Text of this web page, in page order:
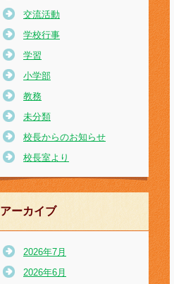
交流活動
学校行事
学習
小学部
教務
未分類
校長からのお知らせ
校長室より
アーカイブ
2026年7月
2026年6月